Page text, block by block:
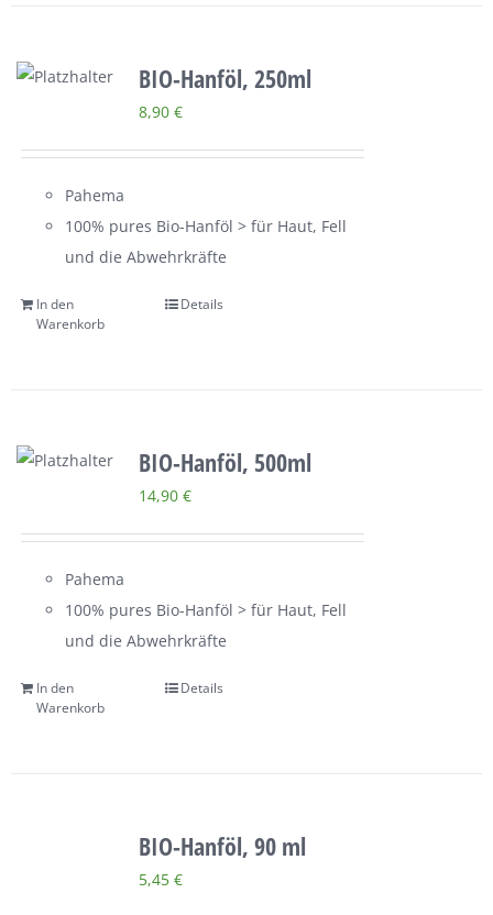
BIO-Hanföl, 250ml
8,90 €
Pahema
100% pures Bio-Hanföl > für Haut, Fell
und die Abwehrkräfte
In den
Warenkorb
Details
BIO-Hanföl, 500ml
14,90 €
Pahema
100% pures Bio-Hanföl > für Haut, Fell
und die Abwehrkräfte
In den
Warenkorb
Details
BIO-Hanföl, 90 ml
5,45 €